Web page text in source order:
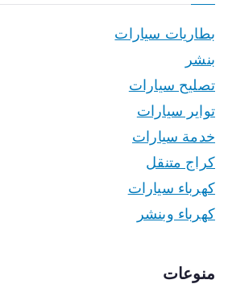
بطاريات سيارات
بنشر
تصليح سيارات
تواير سيارات
خدمة سيارات
كراج متنقل
كهرباء سيارات
كهرباء وبنشر
منوعات